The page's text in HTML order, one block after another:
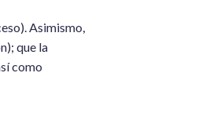
Asimismo,
que la
como